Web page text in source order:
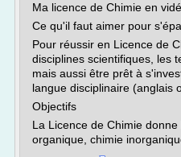
Ma licence de Chimie en
Ce qu'il faut aimer pour
Pour réussir en Licence de
disciplines scientifiques, les
mais aussi être prêt à
langue disciplinaire (anglais
Objectifs
La Licence de Chimie
organique, chimie